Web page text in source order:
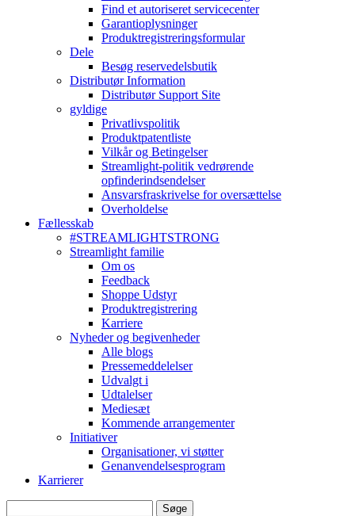
Find et autoriseret servicecenter
Garantioplysninger
Produktregistreringsformular
Dele
Besøg reservedelsbutik
Distributør Information
Distributør Support Site
gyldige
Privatlivspolitik
Produktpatentliste
Vilkår og Betingelser
Streamlight-politik vedrørende
opfinderindsendelser
Ansvarsfraskrivelse for oversættelse
Overholdelse
Fællesskab
#STREAMLIGHTSTRONG
Streamlight familie
Om os
Feedback
Shoppe Udstyr
Produktregistrering
Karriere
Nyheder og begivenheder
Alle blogs
Pressemeddelelser
Udvalgt i
Udtalelser
Mediesæt
Kommende arrangementer
Initiativer
Organisationer, vi støtter
Genanvendelsesprogram
Karrierer